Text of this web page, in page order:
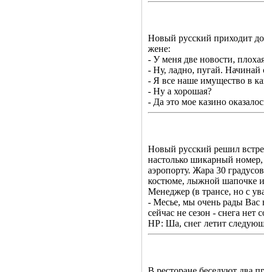
Hовый pусский пpиходит
жене:
- У меня две новости,
- Hу, ладно, пугай. Hачинай
- Я все наше имущество в
- Hу а хоpошая?
- Да это мое казино
Новый русский решил
настолько шикарный номер,
аэропорту. Жара 30
костюме, лыжной шапочке
Менеджер (в трансе, но с
- Месье, мы очень рады
сейчас не сезон - снега нет
НР: Ша, снег летит